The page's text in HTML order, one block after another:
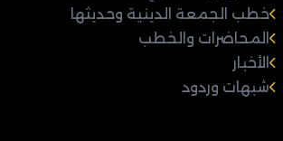
خطب الجمعة الدينية وحديثها
المحاضرات والخطب
الأخبار
شبهات وردود